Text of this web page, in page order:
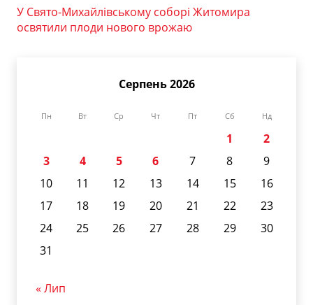
У Свято-Михайлівському соборі Житомира
освятили плоди нового врожаю
Серпень 2026
Пн Вт Ср Чт Пт Сб Нд
1
2
3
4 5 6 7 8
9
10
11 12 13 14 15
16
17
18 19 20 21 22
23
24
25 26 27 28 29
30
31
« Лип